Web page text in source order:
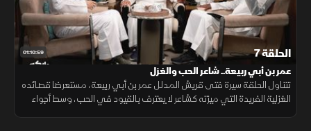
01:10:59 الحلقة 7
عمر بن أبي ربيعة.. شاعر الحب والغزل
تتناول الحلقة سيرة فتى قريش المدلل عمر بن أبي ربيعة، مستعرضا قصائده
الغزلية الفريدة التي ميزته كشاعر لا يعترف بالقيود في الحب، وسط أجواء